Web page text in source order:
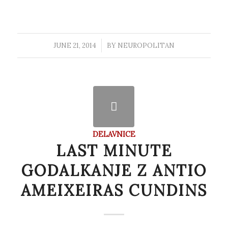
JUNE 21, 2014
/ BY NEUROPOLITAN
DELAVNICE
LAST MINUTE
GODALKANJE Z ANTIO
AMEIXEIRAS CUNDINS